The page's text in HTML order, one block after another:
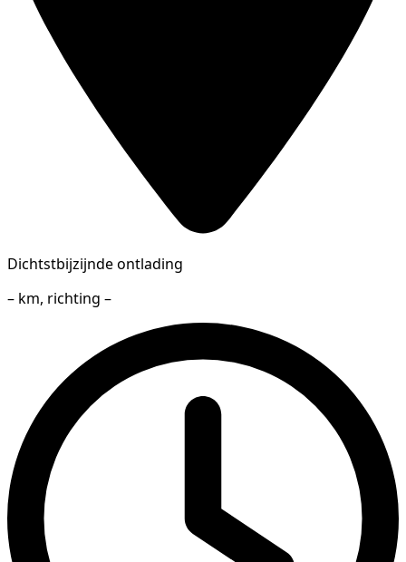
Dichtstbijzijnde ontlading
– km, richting –